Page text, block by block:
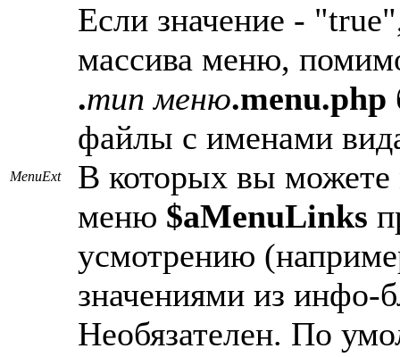
MenuExt
Если значение -
массива меню,
.тип меню.menu.php
файлы с именами
В которых вы можете
меню $aMenuLinks
усмотрению
значениями из инфо-
Необязателен. По